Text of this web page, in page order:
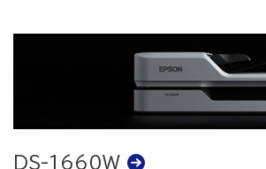
DS-1660W